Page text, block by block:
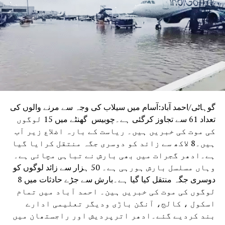
انڈیا (اے ایس آئی) کے کئی دہائیوں پرانے اس حکم کو بھی
منسوخ کر دیا تھا، جس کے تحت مسلم برادری کو اس مقام پر
جمعہ کی نماز ادا کرنے کی اجازت حاصل تھی۔
گوہاٹی/احمد آباد:آسام میں سیلاب کی وجہ سے مرنے والوں کی
تعداد 61 سے تجاوز کرگئی ہے۔چوبیس گھنٹے میں 15 لوگوں
کی موت کی خبریں ہیں۔ ریاست کے بارہ اضلاع زیر آب
ہیں۔8 لاکھ سے زائد کو دوسری جگہ منتقل کرایا گیا
ہے۔ادھر گجرات میں بھی بارش نے تباہی مچائی ہے۔
وہاں مسلسل بارش ہورہی ہے۔ 50 ہزار سے زائد لوگوں کو
دوسری جگہ منتقل کیا گیا ہے۔بارش سے جڑے حادثات میں 8
لوگوں کی موت کی خبریں ہین۔ احمد آباد میں تمام
اسکول ، کالج، آنگن باڑی ودیگر تعلیمی ادارے
بند کردیے گئے۔ادھر اترپردیش اور راجستھان میں